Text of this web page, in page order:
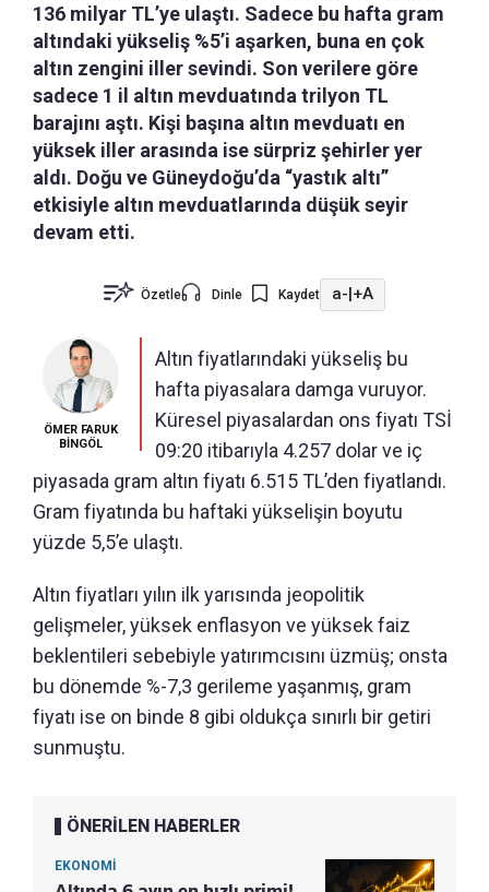
136 milyar TL’ye ulaştı. Sadece bu hafta gram
altındaki yükseliş %5’i aşarken, buna en çok
altın zengini iller sevindi. Son verilere göre
sadece 1 il altın mevduatında trilyon TL
barajını aştı. Kişi başına altın mevduatı en
yüksek iller arasında ise sürpriz şehirler yer
aldı. Doğu ve Güneydoğu’da “yastık altı”
etkisiyle altın mevduatlarında düşük seyir
devam etti.
Özetle Dinle Kaydet a-|+A
ÖMER FARUK
BİNGÖL
Altın fiyatlarındaki yükseliş bu
hafta piyasalara damga vuruyor.
Küresel piyasalardan ons fiyatı TSİ
09:20 itibarıyla 4.257 dolar ve iç
piyasada gram altın fiyatı 6.515 TL’den fiyatlandı.
Gram fiyatında bu haftaki yükselişin boyutu
yüzde 5,5’e ulaştı.
Altın fiyatları yılın ilk yarısında jeopolitik
gelişmeler, yüksek enflasyon ve yüksek faiz
beklentileri sebebiyle yatırımcısını üzmüş; onsta
bu dönemde %-7,3 gerileme yaşanmış, gram
fiyatı ise on binde 8 gibi oldukça sınırlı bir getiri
sunmuştu.
ÖNERİLEN HABERLER
EKONOMİ